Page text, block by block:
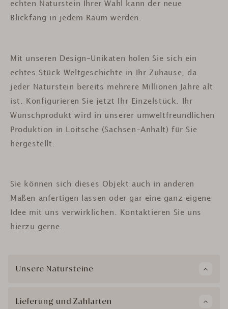
echten Naturstein Ihrer Wahl kann der neue
Blickfang in jedem Raum werden.
Mit unseren Design-Unikaten holen Sie sich ein
echtes Stück Weltgeschichte in Ihr Zuhause, da
jeder Naturstein bereits mehrere Millionen Jahre alt
ist.
Konfigurieren Sie jetzt Ihr Einzelstück. Ihr
Wunschprodukt wird in unserer umweltfreundlichen
Produktion in Loitsche (Sachsen-Anhalt) für Sie
hergestellt.
Sie können sich dieses Objekt auch in anderen
Maßen anfertigen lassen oder gar eine ganz eigene
Idee mit uns verwirklichen. Kontaktieren Sie uns
hierzu gerne.
Unsere Natursteine
Lieferung und Zahlarten